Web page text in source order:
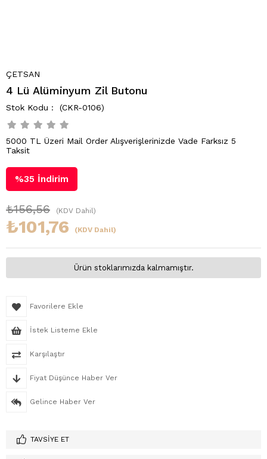
ÇETSAN
4 Lü Alüminyum Zil Butonu
(CKR-0106)
5000 TL Üzeri Mail Order Alışverişlerinizde Vade Farksız 5
Taksit
%35 İndirim
₺156,56 (KDV Dahil)
₺101,76 (KDV Dahil)
Ürün stoklarımızda kalmamıştır.
Favorilere Ekle
İstek Listeme Ekle
Karşılaştır
Fiyat Düşünce Haber Ver
Gelince Haber Ver
TAVSIYE ET